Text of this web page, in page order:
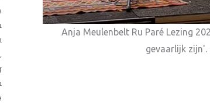
Anja Meulenbelt Ru Paré Lezing
gevaarlijk zijn'.